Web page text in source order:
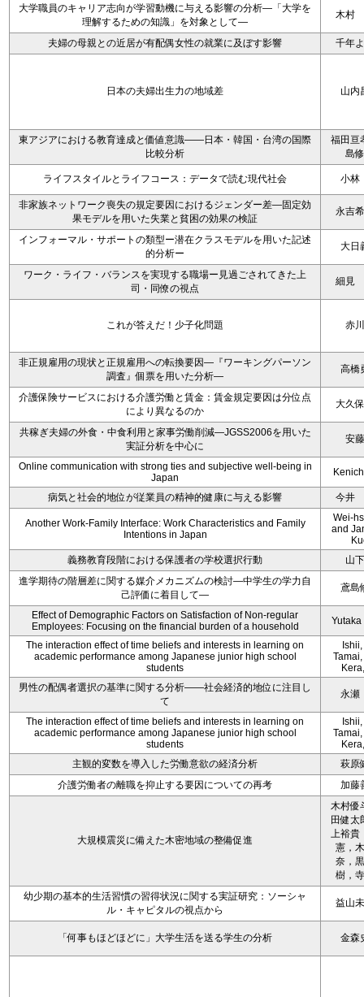
大学職員のキャリア志向が学習動機に与える影響の分析―「大学を
理解するための知識」を対象として―
木村
夫婦の母親との近居が有配偶女性の就業に及ぼす影響 千年
日本の夫婦出生力の地域差 山内
東アジアにおける教育達成と価値意識――日本・韓国・台湾の国際
比較分析
福田亘
島
ライフスタイルとライフコース：データで読む現代社会 小
非家族ネットワーク喪失の規定要因におけるジェンダー差―固定効
果モデルを用いた失業と貧困の効果の検証
永吉
インフォーマル・サポートの類型ー潜在クラスモデルを用いた記述
的分析ー
大日
ワーク・ライフ・バランスを実現する職場ー見過ごされてきた上
司・同僚の視点
細見
これが答えだ！少子化問題 赤
非正規雇用の現状と正規雇用への転換要因―『ワーキングパーソン
調査』個票を用いた分析―
高橋
介護保険サービスにおける介護労働と賃金：賃金規定要因は分位点
により異なるのか
大久
共稼ぎ夫婦の外食・中食利用と家事労働削減―JGSS2006を用いた
実証分析を中心に
安
Online communication with strong ties and subjective well-being in
Japan
病気と社会的地位が従業員の精神的健康に与える影響 今井
Another Work-Family Interface: Work Characteristics and Family
Intentions in Japan
Wei-
and
義務教育段階における保護者の学校選択行動
山
進学期待の階層差に関する媒介メカニズムの検討―中学生の学力自
己評価に着目して―
鳶島
Effect of Demographic Factors on Satisfaction of Non-regular
Employees: Focusing on the financial burden of a household
The interaction effect of time beliefs and interests in learning on
academic performance among Japanese junior high school
students
男性の配偶者選択の基準に関する分析――社会経済的地位に注目し
て
永
The interaction effect of time beliefs and interests in learning on
academic performance among Japanese junior high school
students
主観的変数を導入した労働意欲の経済分析
萩原
介護労働者の離職を抑止する要因についての再考
加藤
大規模震災に備えた木密地域の整備促進
木村優
田健太
上裕貴
憲，
奈，
樹，
幼少期の基本的生活習慣の習得状況に関する実証研究：ソーシャ
ル・キャピタルの視点から
益山
「何事もほどほどに」大学生活を送る学生の分析 金森